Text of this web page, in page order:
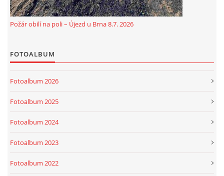
Požár obilí na poli – Újezd u Brna 8.7. 2026
FOTOALBUM
Fotoalbum 2026
Fotoalbum 2025
Fotoalbum 2024
Fotoalbum 2023
Fotoalbum 2022